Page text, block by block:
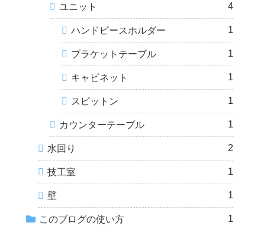
ユニット 4
ハンドピースホルダー 1
ブラケットテーブル 1
キャビネット 1
スピットン 1
カウンターテーブル 1
水回り 2
技工室 1
壁 1
このブログの使い方 1